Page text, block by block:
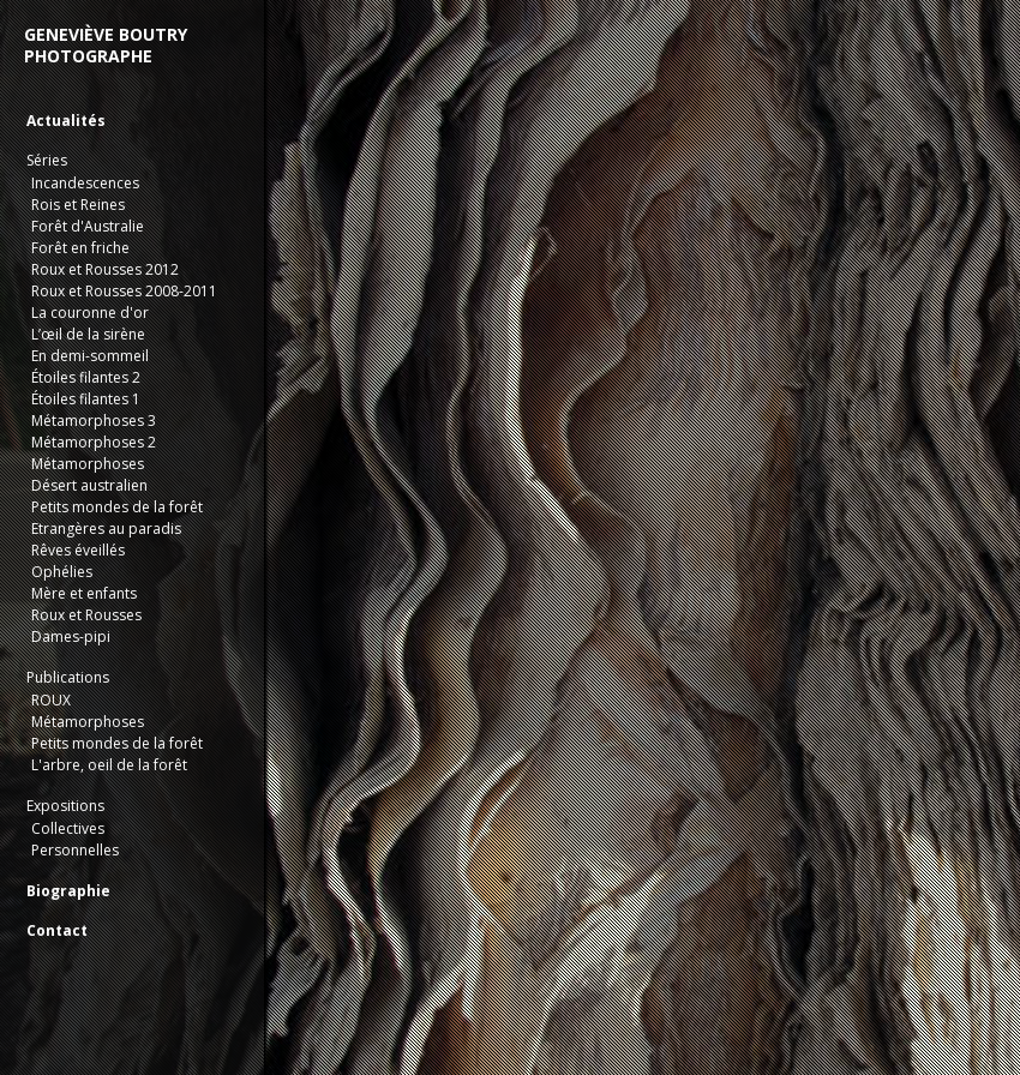
GENEVIÈVE BOUTRY
PHOTOGRAPHE
Actualités
Séries
Incandescences
Rois et Reines
Forêt d'Australie
Forêt en friche
Roux et Rousses 2012
Roux et Rousses 2008-2011
La couronne d'or
L’œil de la sirène
En demi-sommeil
Étoiles filantes 2
Étoiles filantes 1
Métamorphoses 3
Métamorphoses 2
Métamorphoses
Désert australien
Petits mondes de la forêt
Etrangères au paradis
Rêves éveillés
Ophélies
Mère et enfants
Roux et Rousses
Dames-pipi
Publications
ROUX
Métamorphoses
Petits mondes de la forêt
L'arbre, oeil de la forêt
Expositions
Collectives
Personnelles
Biographie
Contact